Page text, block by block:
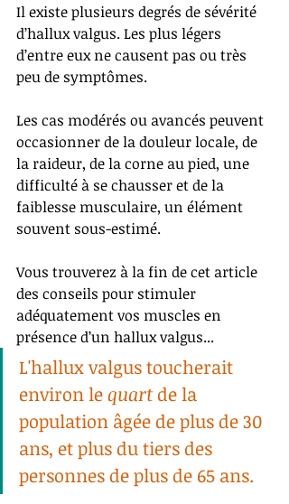
Il existe plusieurs degrés de sévérité
d’hallux valgus. Les plus légers
d’entre eux ne causent pas ou très
peu de symptômes.
Les cas modérés ou avancés peuvent
occasionner de la douleur locale, de
la raideur, de la corne au pied, une
difficulté à se chausser et de la
faiblesse musculaire, un élément
souvent sous-estimé.
Vous trouverez à la fin de cet article
des conseils pour stimuler
adéquatement vos muscles en
présence d’un hallux valgus...
L'hallux valgus toucherait
environ le quart de la
population âgée de plus de 30
ans, et plus du tiers des
personnes de plus de 65 ans.